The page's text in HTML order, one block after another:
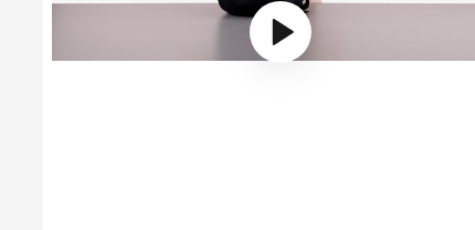
Play video